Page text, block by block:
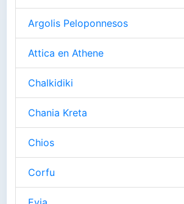
Argolis Peloponnesos
Attica en Athene
Chalkidiki
Chania Kreta
Chios
Corfu